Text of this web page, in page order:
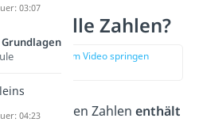
sind reelle Zahlen?
zur Stelle im Video springen
der reellen Zahlen enthält
03:07
04:23